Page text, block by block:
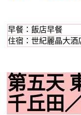
早餐：飯店早餐
住宿：世紀麗晶大酒
第五天
千丘田